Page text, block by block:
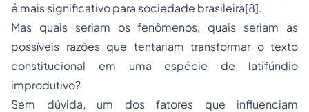
é mais significativo para sociedade brasileira[8].
Mas quais seriam os fenômenos, quais seriam as
possíveis razões que tentariam transformar o texto
constitucional em uma espécie de latifúndio
improdutivo?
Sem dúvida, um dos fatores que influenciam